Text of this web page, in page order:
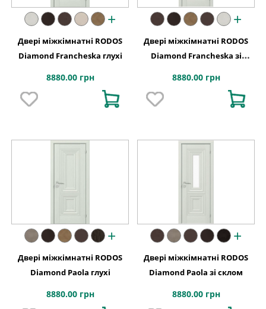
+
Двері міжкімнатні RODOS
Diamond Francheska глухі
8880.00 грн
+
Двері міжкімнатні RODOS
Diamond Francheska зі
8880.00 грн
+
Двері міжкімнатні RODOS
Diamond Paola глухі
8880.00 грн
+
Двері міжкімнатні RODOS
Diamond Paola зі склом
8880.00 грн